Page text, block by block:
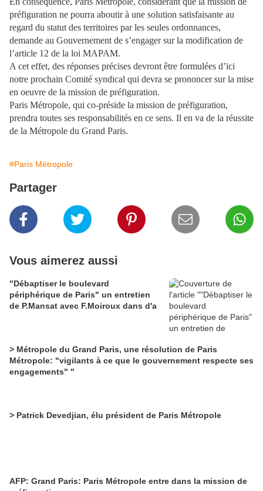
préfiguration ne pourra aboutir à une solution satisfaisante au
regard du statut des territoires par les seules ordonnances,
demande au Gouvernement de s’engager sur la modification de
l’article 12 de la loi MAPAM.
A cet effet, des réponses précises devront être formulées d’ici
notre prochain Comité syndical qui devra se prononcer sur la mise
en oeuvre de la mission de préfiguration.
Paris Métropole, qui co-préside la mission de préfiguration,
prendra toutes ses responsabilités en ce sens. Il en va de la réussite
de la Métropole du Grand Paris.
#Paris Métropole
Partager
Vous aimerez aussi
"Débaptiser le boulevard
périphérique de Paris" un entretien
de P.Mansat avec F.Moiroux dans d'a
> Métropole du Grand Paris, une résolution de Paris
Métropole: "vigilants à ce que le gouvernement respecte ses
engagements" "
> Patrick Devedjian, élu président de Paris Métropole
AFP: Grand Paris: Paris Métropole entre dans la mission de